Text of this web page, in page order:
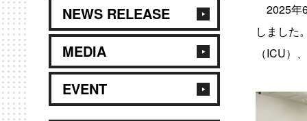
NEWS RELEASE
MEDIA
EVENT
2025年
しました
（ICU）